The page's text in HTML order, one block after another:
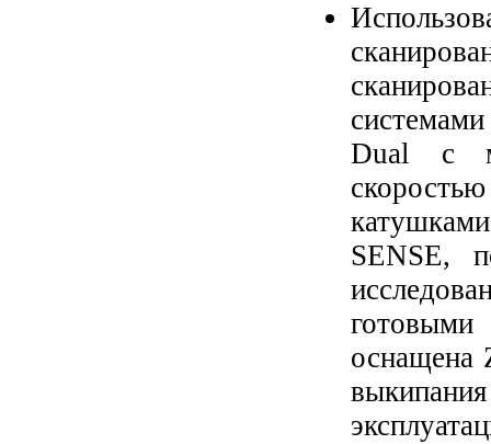
Dual с
SENSE,
оснащена